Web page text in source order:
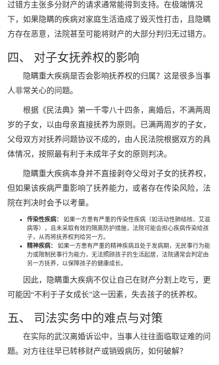
过错方主张多分财产的请求通常能得到支持。在极端情况
下，如果隐瞒的疾病对家庭生活造成了毁灭性打击，且隐瞒
方存在恶意，法院甚至可能将财产的大部分判归无过错方。
四、 对子女抚养权的影响
隐瞒重大疾病是否会影响抚养权的归属？这是很多当事
人非常关心的问题。
根据《民法典》第一千零八十四条，离婚后，不满两周
岁的子女，以由母亲直接抚养为原则。已满两周岁的子女，
父母双方对抚养问题协议不成的，由人民法院根据双方的具
体情况，按照最有利于未成年子女的原则判决。
隐瞒重大疾病本身并不直接剥夺父母对子女的抚养权，
但如果该疾病严重影响了抚养能力，或者存在传染风险，法
院在判决时会予以考量。
传染性疾病：
如果一方患有严重的传染性疾病（如活动性肺结核、艾滋
病等），且未采取有效的隔离防护措施，法院可能会担心疾病传染给孩
子，从而将抚养权判给另一方。
精神疾病：
如果一方患有严重的精神疾病且处于发病期，无民事行为能
力或限制民事行为能力，无法照顾孩子的生活起居，法院通常会判定由
另一方抚养，以保障孩子的健康成长。
因此，隐瞒重大疾病不仅让自己在财产分割上吃亏，更
可能因“不利于子女成长”这一因素，失去孩子的抚养权。
五、 司法实务中的难点与对策
在实际的武汉离婚诉讼中，当事人往往面临取证难的问
题。对方往往早已转移财产或销毁病历，如何破解？